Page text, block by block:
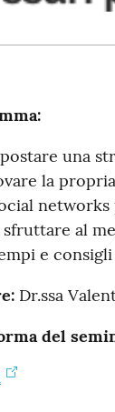
una
la
sfruttare al
e
Dr.ssa
del